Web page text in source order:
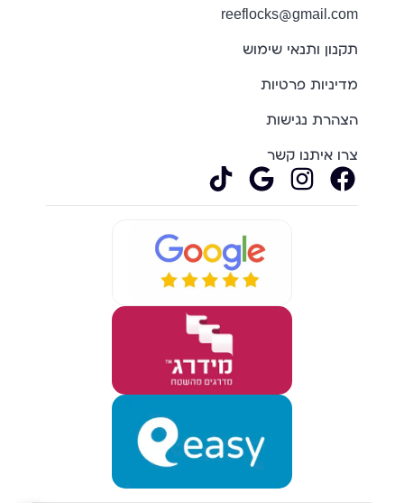
reeflocks@gmail.com
תקנון ותנאי שימוש
מדיניות פרטיות
הצהרת נגישות
צרו איתנו קשר